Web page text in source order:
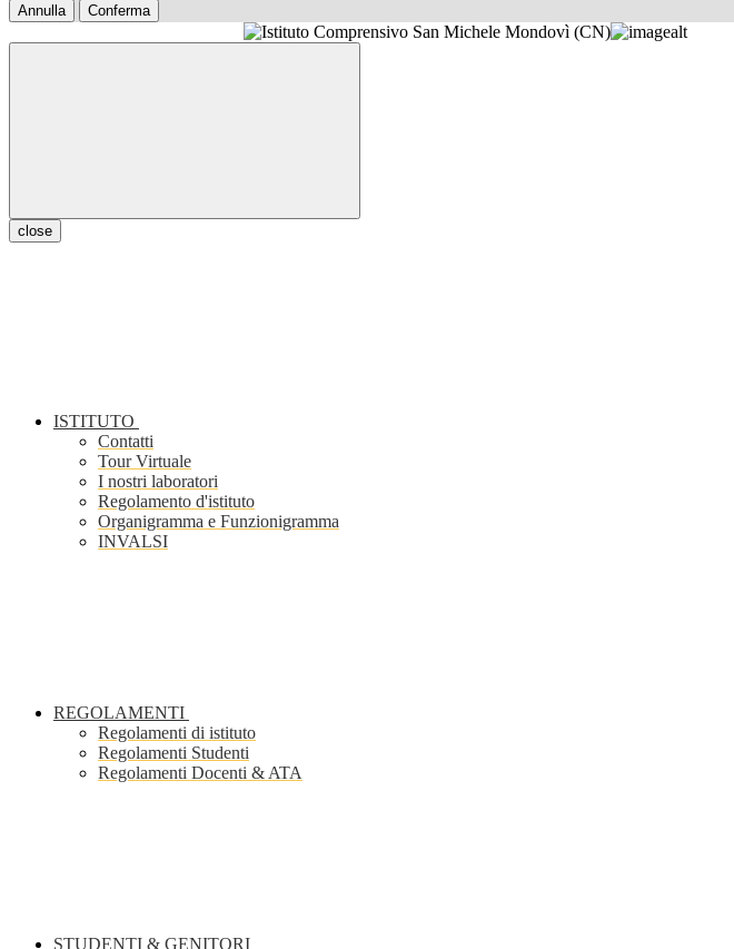
Annulla Conferma
close
ISTITUTO
Contatti
Tour Virtuale
I nostri laboratori
Regolamento d'istituto
Organigramma e Funzionigramma
INVALSI
REGOLAMENTI
Regolamenti di istituto
Regolamenti Studenti
Regolamenti Docenti & ATA
STUDENTI & GENITORI